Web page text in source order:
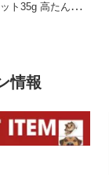
ト35g 高たんぱ
ルケア 歯磨き
持 コラーゲン 天
情報